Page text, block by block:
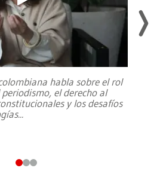
habla sobre el rol
el derecho al
y los desafíos
...